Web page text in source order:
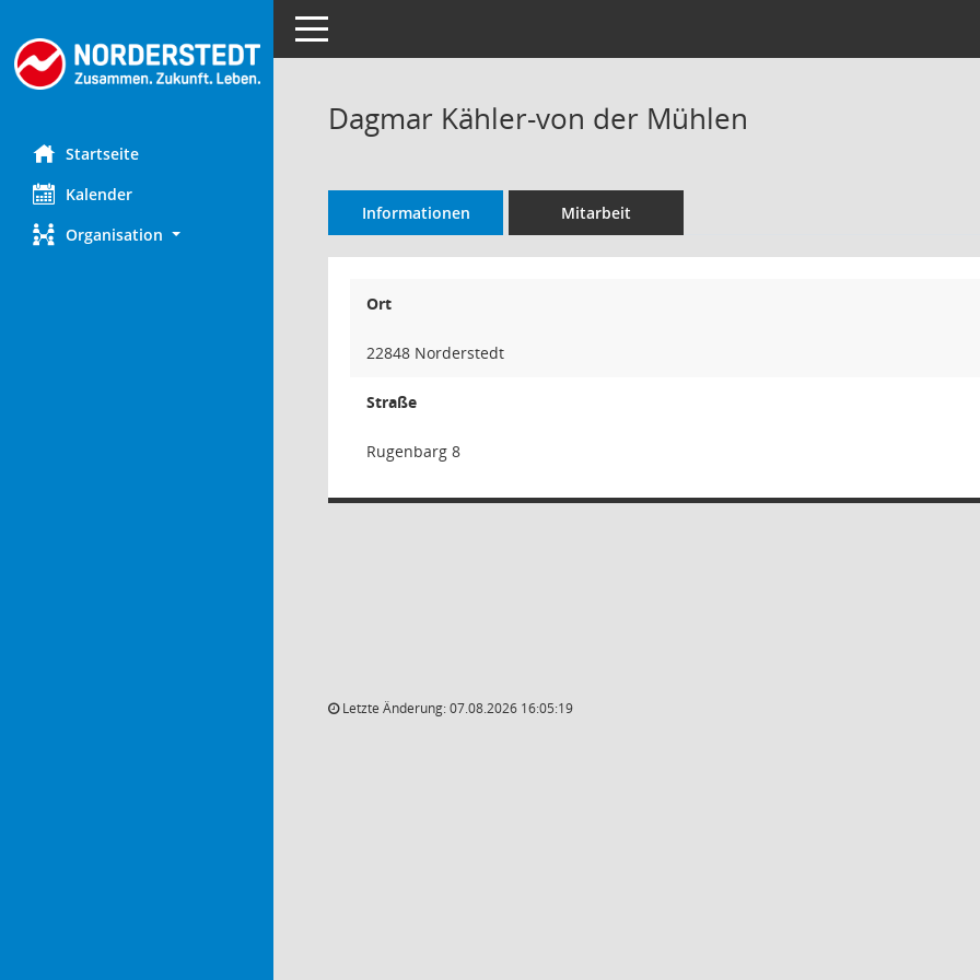
Startseite
Kalender
Organisation
Toggle navigation
Dagmar Kähler-von der Mühlen
Informationen Mitarbeit
Ort
22848 Norderstedt
Straße
Rugenbarg 8
Letzte Änderung: 07.08.2026 16:05:19